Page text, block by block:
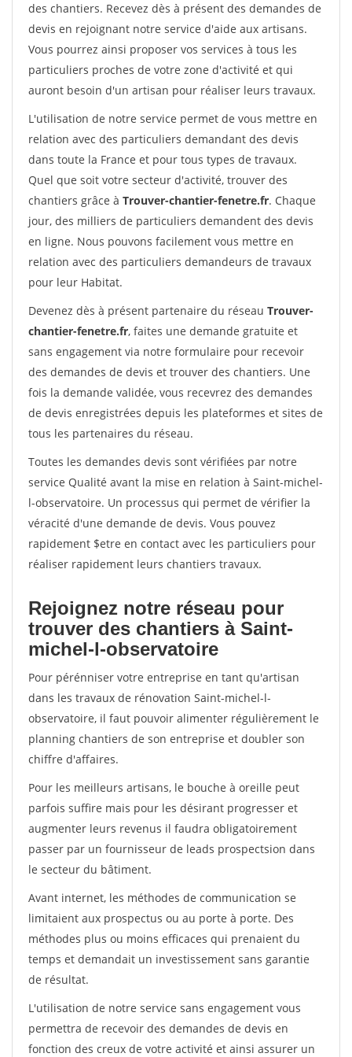
des chantiers. Recevez dès à présent des demandes de
devis en rejoignant notre service d'aide aux artisans.
Vous pourrez ainsi proposer vos services à tous les
particuliers proches de votre zone d'activité et qui
auront besoin d'un artisan pour réaliser leurs travaux.
L'utilisation de notre service permet de vous mettre en
relation avec des particuliers demandant des devis
dans toute la France et pour tous types de travaux.
Quel que soit votre secteur d'activité, trouver des
chantiers grâce à Trouver-chantier-fenetre.fr. Chaque
jour, des milliers de particuliers demandent des devis
en ligne. Nous pouvons facilement vous mettre en
relation avec des particuliers demandeurs de travaux
pour leur Habitat.
Devenez dès à présent partenaire du réseau Trouver-
chantier-fenetre.fr, faites une demande gratuite et
sans engagement via notre formulaire pour recevoir
des demandes de devis et trouver des chantiers. Une
fois la demande validée, vous recevrez des demandes
de devis enregistrées depuis les plateformes et sites de
tous les partenaires du réseau.
Toutes les demandes devis sont vérifiées par notre
service Qualité avant la mise en relation à Saint-michel-
l-observatoire. Un processus qui permet de vérifier la
véracité d'une demande de devis. Vous pouvez
rapidement $etre en contact avec les particuliers pour
réaliser rapidement leurs chantiers travaux.
Rejoignez notre réseau pour
trouver des chantiers à Saint-
michel-l-observatoire
Pour pérénniser votre entreprise en tant qu'artisan
dans les travaux de rénovation Saint-michel-l-
observatoire, il faut pouvoir alimenter régulièrement le
planning chantiers de son entreprise et doubler son
chiffre d'affaires.
Pour les meilleurs artisans, le bouche à oreille peut
parfois suffire mais pour les désirant progresser et
augmenter leurs revenus il faudra obligatoirement
passer par un fournisseur de leads prospectsion dans
le secteur du bâtiment.
Avant internet, les méthodes de communication se
limitaient aux prospectus ou au porte à porte. Des
méthodes plus ou moins efficaces qui prenaient du
temps et demandait un investissement sans garantie
de résultat.
L'utilisation de notre service sans engagement vous
permettra de recevoir des demandes de devis en
fonction des creux de votre activité et ainsi assurer un